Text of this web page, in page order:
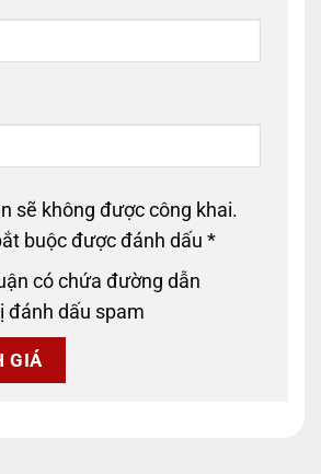
sẽ không được công khai.
buộc được đánh dấu *
có chứa đường dẫn
đánh dấu spam